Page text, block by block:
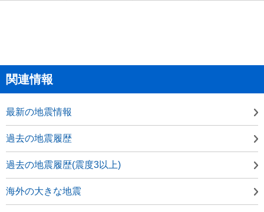
関連情報
最新の地震情報
過去の地震履歴
過去の地震履歴(震度3以上)
海外の大きな地震